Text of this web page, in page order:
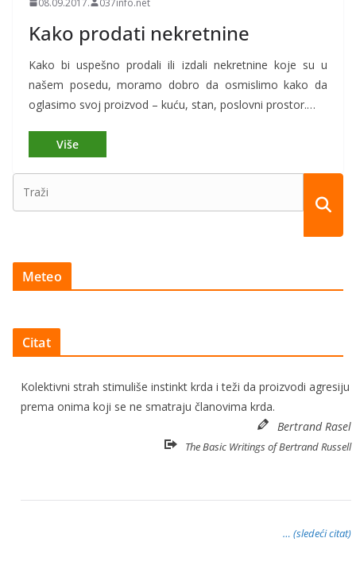
Kako prodati nekretnine
Kako bi uspešno prodali ili izdali nekretnine koje su u
našem posedu, moramo dobro da osmislimo kako da
oglasimo svoj proizvod – kuću, stan, poslovni prostor.…
Meteo
Citat
Kolektivni strah stimuliše instinkt krda i teži da proizvodi agresiju
prema onima koji se ne smatraju članovima krda.
Bertrand Rasel
The Basic Writings of Bertrand Russell
… (sledeći citat)